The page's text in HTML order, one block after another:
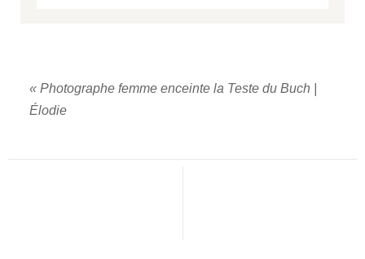
« Photographe femme enceinte la Teste du Buch |
Élodie